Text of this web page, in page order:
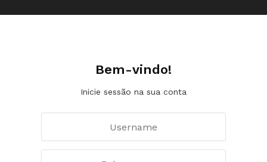
Bem-vindo!
Inicie sessão na sua conta